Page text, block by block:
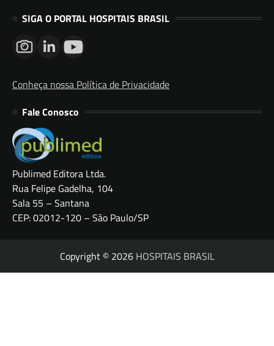
SIGA O PORTAL HOSPITAIS BRASIL
Conheça nossa Política de Privacidade
Fale Conosco
Publimed Editora Ltda.
Rua Felipe Gadelha, 104
Sala 55 – Santana
CEP: 02012-120 – São Paulo/SP
Copyright © 2026 HOSPITAIS BRASIL